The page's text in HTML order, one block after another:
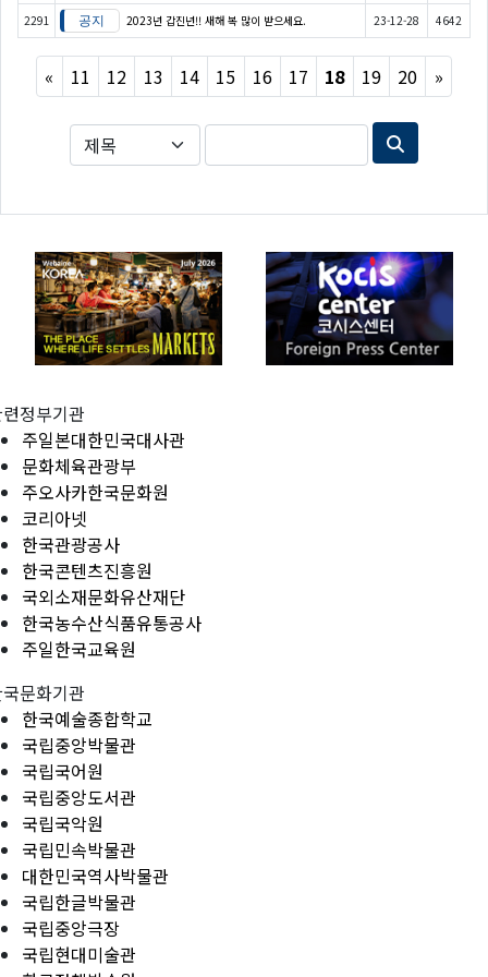
2291 2023년 갑진년!! 새해 복 많이 받으세요. 23-12-28 4642
« Previous
11 12 13 14 15 16 17 18 19 20 »Next
정부기관
주일본대한민국대사관
문화체육관광부
주오사카한국문화원
코리아넷
한국관광공사
한국콘텐츠진흥원
국외소재문화유산재단
한국농수산식품유통공사
주일한국교육원
문화기관
한국예술종합학교
국립중앙박물관
국립국어원
국립중앙도서관
국립국악원
국립민속박물관
대한민국역사박물관
국립한글박물관
국립중앙극장
국립현대미술관